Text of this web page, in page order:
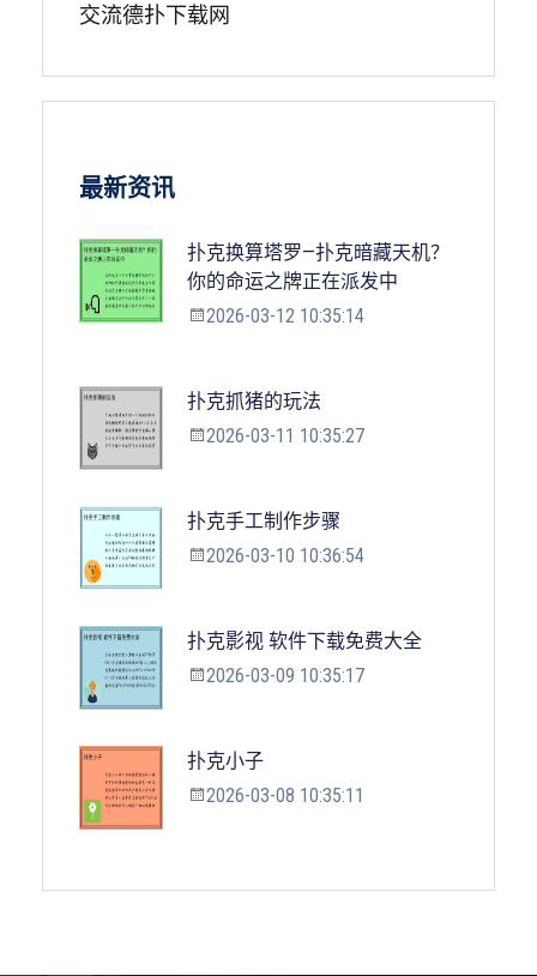
交流德扑下载网
最新资讯
扑克换算塔罗—扑克暗藏天机？
你的命运之牌正在派发中
2026-03-12 10:35:14
扑克抓猪的玩法
2026-03-11 10:35:27
扑克手工制作步骤
2026-03-10 10:36:54
扑克影视 软件下载免费大全
2026-03-09 10:35:17
扑克小子
2026-03-08 10:35:11